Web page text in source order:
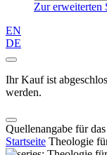
Zur erweiterten
EN
DE
Ihr Kauf ist
werden.
Quellenangabe für
Startseite Theologie